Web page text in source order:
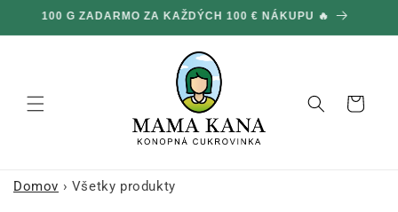
a prejsť
na obsah
DVOJNÁSOBNÉ OBJEDNÁVKY NA CELOM WEBE 🎁
Košík
Domov › Všetky produkty